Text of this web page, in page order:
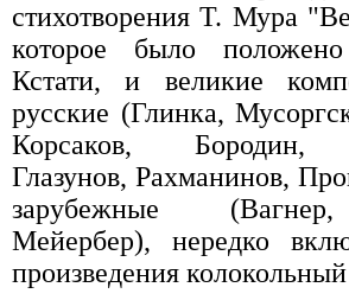
стихотворения Т. Мура
которое было
Кстати, и великие
русские (Глинка,
Корсаков, Бородин,
Глазунов, Рахманинов,
зарубежные
Мейербер), нередко
произведения